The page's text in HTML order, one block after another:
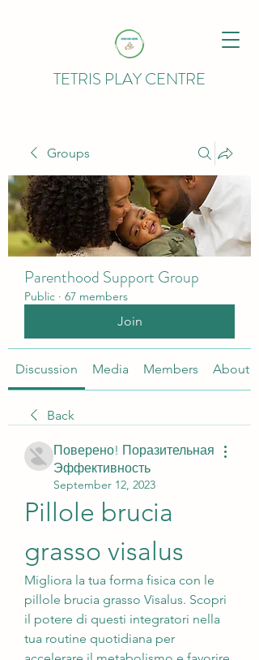
TETRIS PLAY CENTRE
Groups
Parenthood Support Group
Public · 67 members
Join
Discussion Media Members About
Back
Поверено! Поразительная
Эффективность
September 12, 2023
Pillole brucia
grasso visalus
Migliora la tua forma fisica con le
pillole brucia grasso Visalus. Scopri
il potere di questi integratori nella
tua routine quotidiana per